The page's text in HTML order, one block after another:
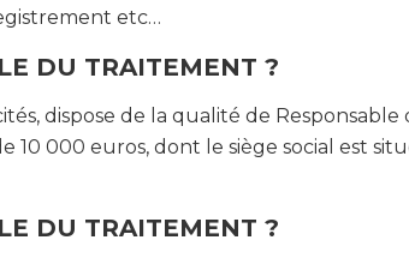
etc…
DU TRAITEMENT ?
dispose de la qualité de
10 000 euros, dont le siège social est
DU TRAITEMENT ?